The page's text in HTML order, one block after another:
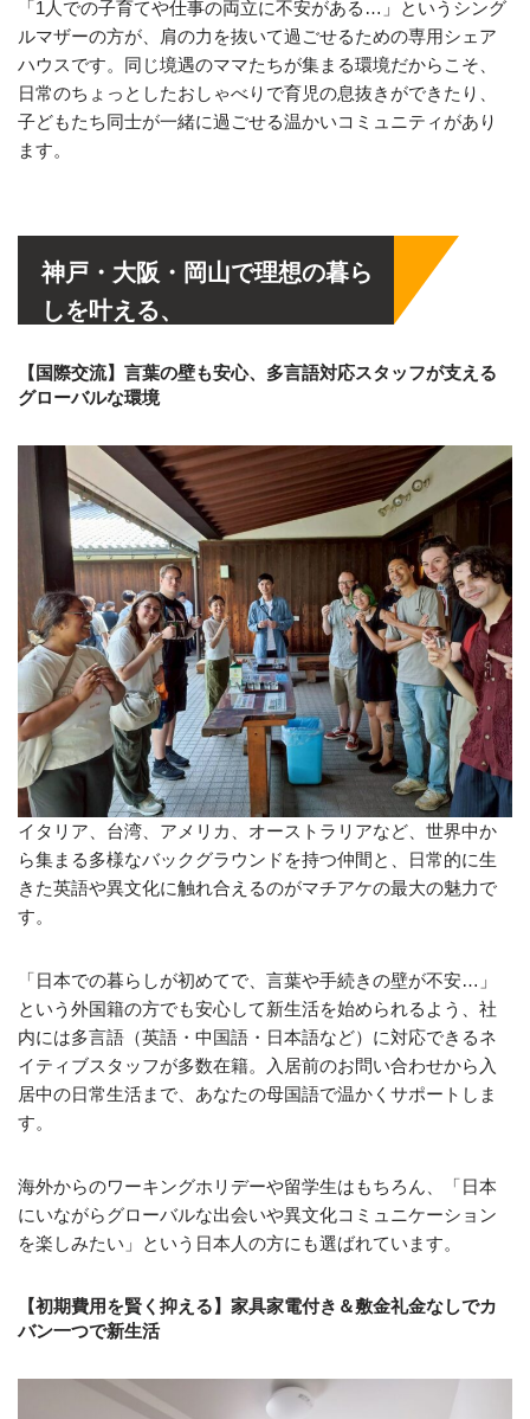
「1人での子育てや仕事の両立に不安がある…」というシング
ルマザーの方が、肩の力を抜いて過ごせるための専用シェア
ハウスです。同じ境遇のママたちが集まる環境だからこそ、
日常のちょっとしたおしゃべりで育児の息抜きができたり、
子どもたち同士が一緒に過ごせる温かいコミュニティがあり
ます。
神戸・大阪・岡山で理想の暮ら
しを叶える、
【国際交流】言葉の壁も安心、多言語対応スタッフが支える
グローバルな環境
イタリア、台湾、アメリカ、オーストラリアなど、世界中か
ら集まる多様なバックグラウンドを持つ仲間と、日常的に生
きた英語や異文化に触れ合えるのがマチアケの最大の魅力で
す。
「日本での暮らしが初めてで、言葉や手続きの壁が不安…」
という外国籍の方でも安心して新生活を始められるよう、社
内には多言語（英語・中国語・日本語など）に対応できるネ
イティブスタッフが多数在籍。入居前のお問い合わせから入
居中の日常生活まで、あなたの母国語で温かくサポートしま
す。
海外からのワーキングホリデーや留学生はもちろん、「日本
にいながらグローバルな出会いや異文化コミュニケーション
を楽しみたい」という日本人の方にも選ばれています。
【初期費用を賢く抑える】家具家電付き＆敷金礼金なしでカ
バン一つで新生活